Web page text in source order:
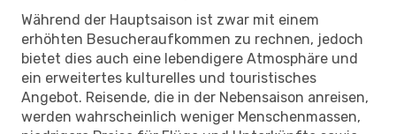
Während der Hauptsaison ist zwar mit einem
erhöhten Besucheraufkommen zu rechnen, jedoch
bietet dies auch eine lebendigere Atmosphäre und
ein erweitertes kulturelles und touristisches
Angebot. Reisende, die in der Nebensaison anreisen,
werden wahrscheinlich weniger Menschenmassen,